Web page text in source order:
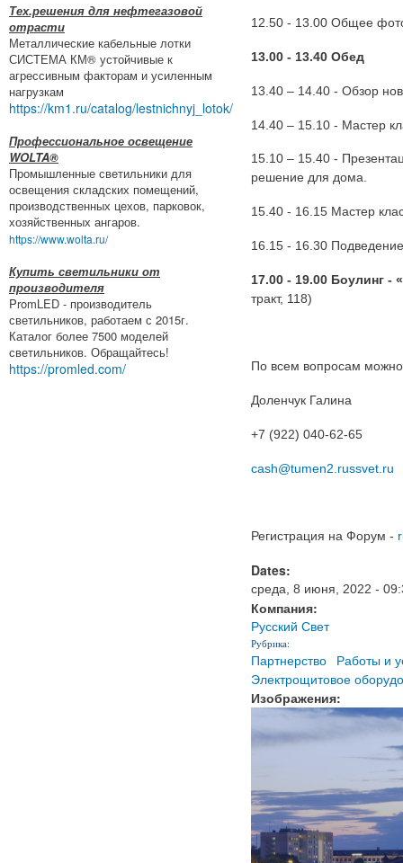
Тех.решения для нефтегазовой
отрасти
Металлические кабельные лотки
СИСТЕМА КМ® устойчивые к
агрессивным факторам и усиленным
нагрузкам
https://km1.ru/catalog/lestnichnyj_lotok/
Профессиональное освещение
WOLTA®
Промышленные светильники для
освещения складских помещений,
производственных цехов, парковок,
хозяйственных ангаров.
https://www.wolta.ru/
Купить светильники от
производителя
PromLED - производитель
светильников, работаем с 2015г.
Каталог более 7500 моделей
светильников. Обращайтесь!
https://promled.com/
12.50 - 13.00 Общее
13.00 - 13.40 Обед
13.40 – 14.40 - Обзор
14.40 – 15.10 - Мастер
15.10 – 15.40 -
решение для дома.
15.40 - 16.15 Мастер
16.15 - 16.30
17.00 - 19.00 Боулинг -
тракт, 118)
По всем вопросам можно
Доленчук Галина
+7 (922) 040-62-65
cash@tumen2.russvet.ru
Регистрация на Форум -
Dates:
среда, 8 июня, 2022 -
Компания:
Русский Свет
Рубрика:
Партнерство Работы и
Электрощитовое
Изображения: